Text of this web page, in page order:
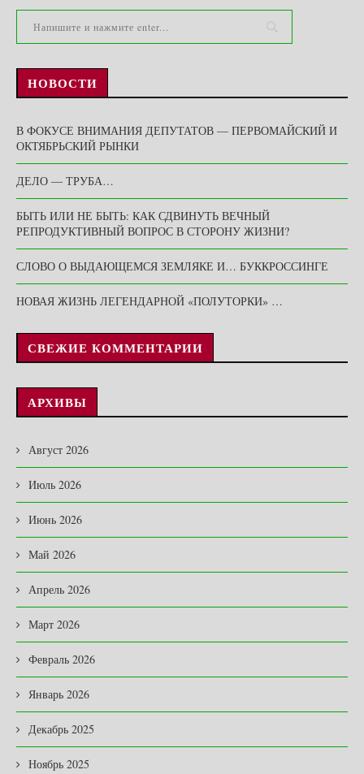
НОВОСТИ
В ФОКУСЕ ВНИМАНИЯ ДЕПУТАТОВ — ПЕРВОМАЙСКИЙ И
ОКТЯБРЬСКИЙ РЫНКИ
ДЕЛО — ТРУБА…
БЫТЬ ИЛИ НЕ БЫТЬ: КАК СДВИНУТЬ ВЕЧНЫЙ
РЕПРОДУКТИВНЫЙ ВОПРОС В СТОРОНУ ЖИЗНИ?
СЛОВО О ВЫДАЮЩЕМСЯ ЗЕМЛЯКЕ И… БУККРОССИНГЕ
НОВАЯ ЖИЗНЬ ЛЕГЕНДАРНОЙ «ПОЛУТОРКИ» …
СВЕЖИЕ КОММЕНТАРИИ
АРХИВЫ
Август 2026
Июль 2026
Июнь 2026
Май 2026
Апрель 2026
Март 2026
Февраль 2026
Январь 2026
Декабрь 2025
Ноябрь 2025